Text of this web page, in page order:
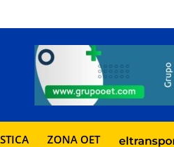
ZONA OET